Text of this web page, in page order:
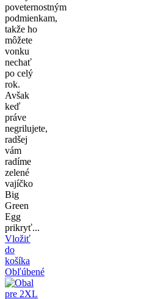
poveternostným
podmienkam,
takže ho
môžete
vonku
nechať
po celý
rok.
Avšak
keď
práve
negrilujete,
radšej
vám
radíme
zelené
vajíčko
Big
Green
Egg
prikryť...
Vložiť
do
košíka
Obľúbené